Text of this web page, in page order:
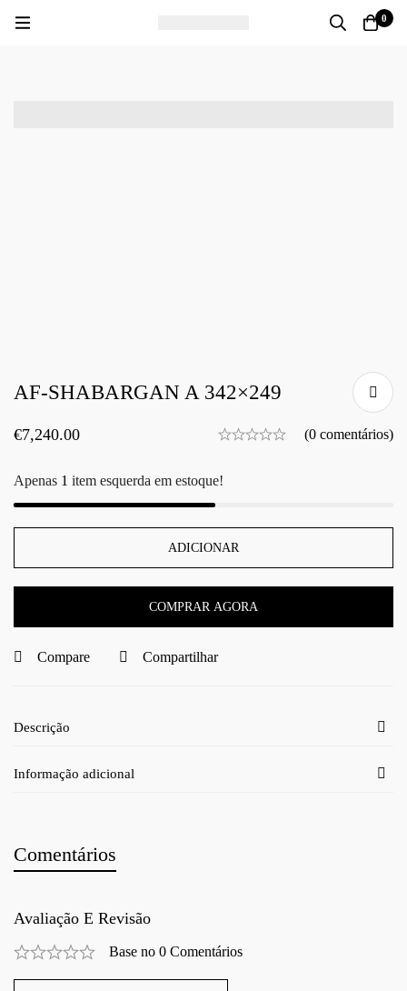
0
AF-SHABARGAN A 342×249
€7,240.00 (0 comentários)
Apenas 1 item esquerda em estoque!
ADICIONAR
COMPRAR AGORA
Compare Compartilhar
Descrição
Informação adicional
Comentários
Avaliação E Revisão
Base no 0 Comentários